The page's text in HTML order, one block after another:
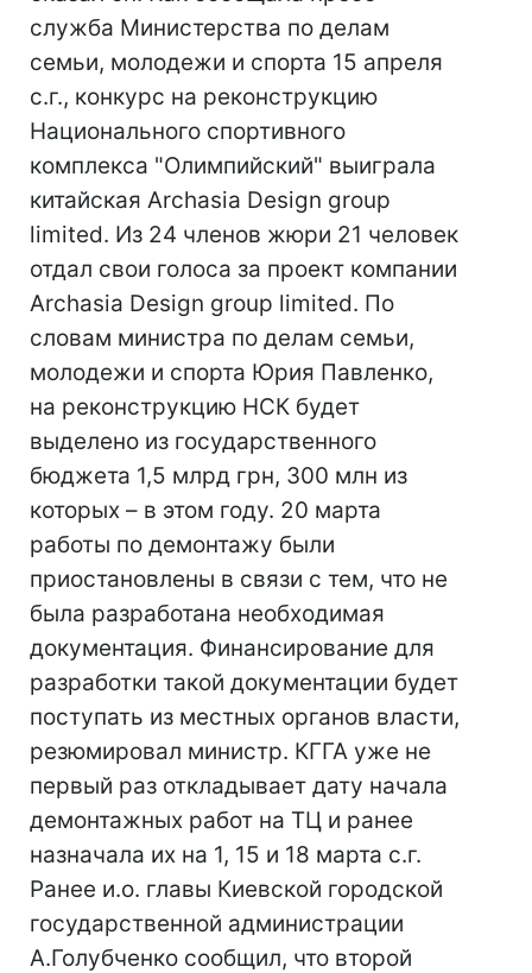
служба Министерства по делам
семьи, молодежи и спорта 15 апреля
с.г., конкурс на реконструкцию
Национального спортивного
комплекса "Олимпийский" выиграла
китайская Archasia Design group
limited. Из 24 членов жюри 21 человек
отдал свои голоса за проект компании
Archasia Design group limited. По
словам министра по делам семьи,
молодежи и спорта Юрия Павленко,
на реконструкцию НСК будет
выделено из государственного
бюджета 1,5 млрд грн, 300 млн из
которых – в этом году. 20 марта
работы по демонтажу были
приостановлены в связи с тем, что не
была разработана необходимая
документация. Финансирование для
разработки такой документации будет
поступать из местных органов власти,
резюмировал министр. КГГА уже не
первый раз откладывает дату начала
демонтажных работ на ТЦ и ранее
назначала их на 1, 15 и 18 марта с.г.
Ранее и.о. главы Киевской городской
государственной администрации
А.Голубченко сообщил, что второй